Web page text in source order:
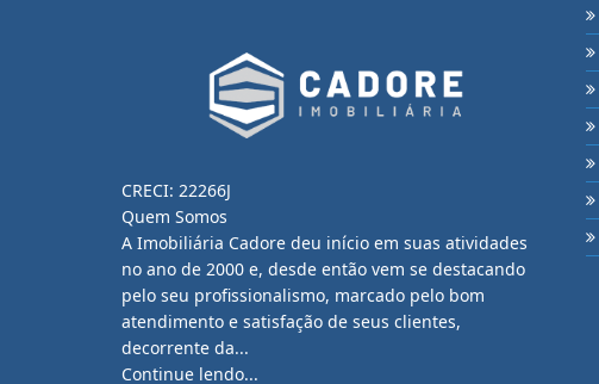
CRECI: 22266J
Quem Somos
A Imobiliária Cadore deu início em suas atividades
no ano de 2000 e, desde então vem se destacando
pelo seu profissionalismo, marcado pelo bom
atendimento e satisfação de seus clientes,
decorrente da...
Continue lendo...